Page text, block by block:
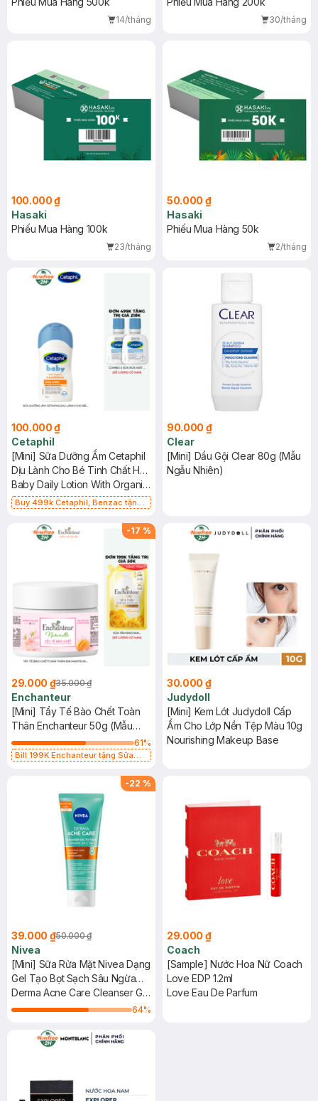
14/tháng 30/tháng
100.000 ₫
Hasaki
Phiếu Mua Hàng 100k
23/tháng
50.000 ₫
Hasaki
Phiếu Mua Hàng 50k
2/tháng
100.000 ₫
Cetaphil
[Mini] Sữa Dưỡng Ẩm Cetaphil
Dịu Lành Cho Bé Tinh Chất Hoa
Cúc 50ml
Baby Daily Lotion With Organic
Calendula
Buy 499k Cetaphil, Benzac tặng
90.000 ₫
Clear
[Mini] Dầu Gội Clear 80g (Mẫu
Ngẫu Nhiên)
-17 %
29.000 ₫35.000 ₫
Enchanteur
[Mini] Tẩy Tế Bào Chết Toàn
Thân Enchanteur 50g (Mẫu
Ngẫu Nhiên)
61%
Bill 199K Enchanteur tặng Sữa
30.000 ₫
Judydoll
[Mini] Kem Lót Judydoll Cấp
Ẩm Cho Lớp Nền Tệp Màu 10g
Nourishing Makeup Base
-22 %
39.000 ₫50.000 ₫
Nivea
[Mini] Sữa Rửa Mặt Nivea Dạng
Gel Tạo Bọt Sạch Sâu Ngừa
Mụn 50ml
Derma Acne Care Cleanser Gel
To Foam
64%
29.000 ₫
Coach
[Sample] Nước Hoa Nữ Coach
Love EDP 1.2ml
Love Eau De Parfum